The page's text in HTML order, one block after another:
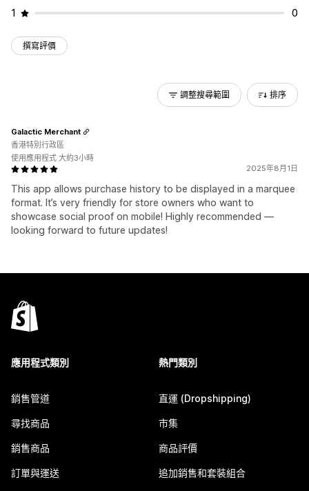
1
0
撰寫評價
調整搜尋範圍 排序
2025年8月1日
This app allows purchase history to be displayed in a marquee
format. It’s very friendly for store owners who want to
showcase social proof on mobile! Highly recommended —
looking forward to future updates!
Galactic Merchant
香港特別行政區
使用應用程式 大約3小時
應用程式類別
銷售管道
尋找商品
銷售商品
訂單與運送
熱門類別
直運 (Dropshipping)
市集
商品評價
追加銷售和套裝組合